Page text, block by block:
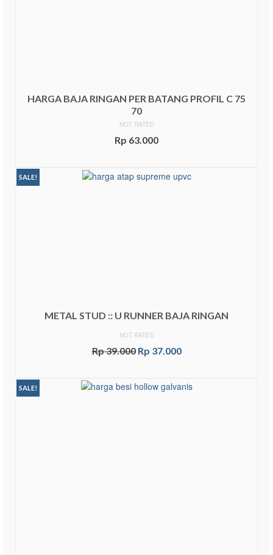
HARGA BAJA RINGAN PER BATANG PROFIL C 75
70
NOT RATED
Rp 63.000
SALE!
METAL STUD :: U RUNNER BAJA RINGAN
NOT RATED
Rp39.000 Rp 37.000
SALE!